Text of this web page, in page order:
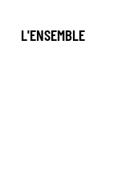
L'ENSEMBLE